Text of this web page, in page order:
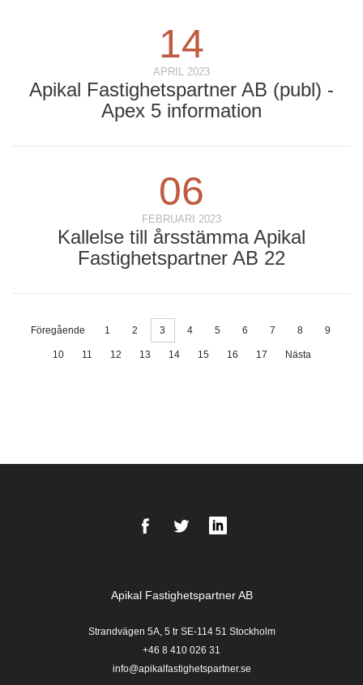
14
APRIL 2023
Apikal Fastighetspartner AB (publ) -
Apex 5 information
06
FEBRUARI 2023
Kallelse till årsstämma Apikal
Fastighetspartner AB 22
Föregående 1 2 3 4 5 6 7 8 9
10 11 12 13 14 15 16 17 Nästa
FacebookTwitter LinkedIn
Apikal Fastighetspartner AB
Strandvägen 5A, 5 tr SE-114 51 Stockholm
+46 8 410 026 31
info@apikalfastighetspartner.se